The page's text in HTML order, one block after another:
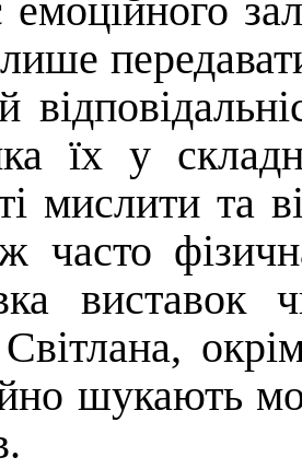
емоційного
їх у
мислити та
часто
виставок
шукають